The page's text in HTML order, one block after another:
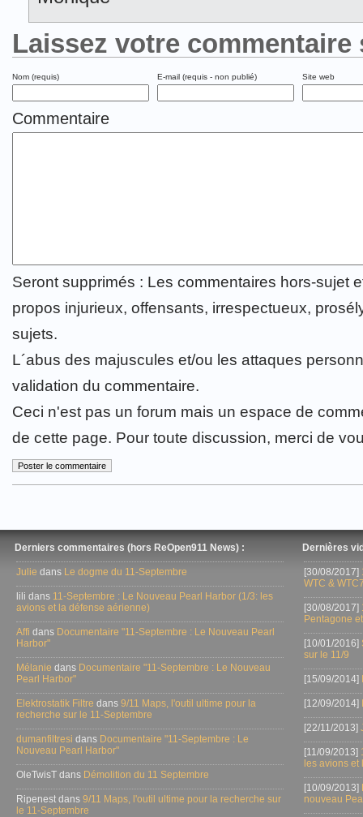
Laissez votre commentaire
Nom (requis) E-mail (requis - non publié) Site web
Commentaire
Seront supprimés : Les commentaires hors-sujet
propos injurieux, offensants, irrespectueux,
sujets.
L´abus des majuscules et/ou les attaques
validation du commentaire.
Ceci n'est pas un forum mais un espace de
de cette page. Pour toute discussion, merci de
Derniers commentaires (hors ReOpen911 News) :
Julie dans Le dogme du 11-Septembre
lili dans 11-Septembre : Le Nouveau Pearl Harbor (1/3: les
avions et la défense aérienne)
Affi dans Documentaire "11-Septembre : Le Nouveau Pearl
Harbor"
Mélanie dans Documentaire "11-Septembre : Le Nouveau
Pearl Harbor"
Elektrostatik Filtre dans 9/11 Maps, l'outil ultime pour la
recherche sur le 11-Septembre
dumanfiltresi dans Documentaire "11-Septembre : Le
Nouveau Pearl Harbor"
OleTwisT dans Démolition du 11 Septembre
Ripenest dans 9/11 Maps, l'outil ultime pour la recherche sur
le 11-Septembre
Dernières
[30/08/2017]
WTC &
[30/08/2017]
Pentagone
[10/01/2016]
sur le 11/9
[15/09/2014]
[12/09/2014]
[22/11/2013]
[11/09/2013]
les avions
[10/09/2013]
nouveau